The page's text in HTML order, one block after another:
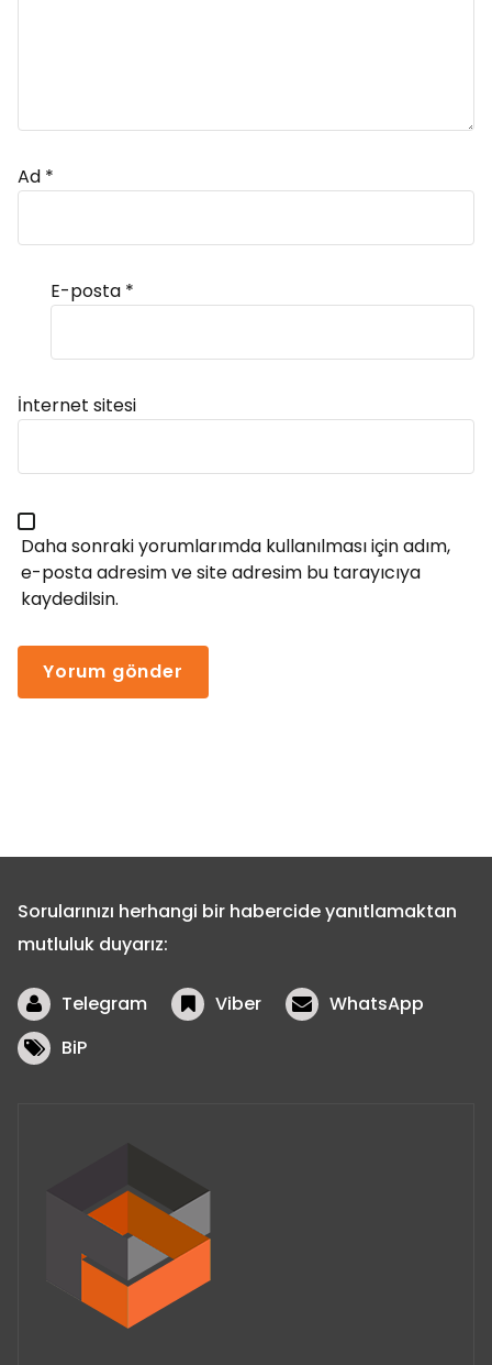
Ad *
E-posta *
İnternet sitesi
Daha sonraki yorumlarımda kullanılması için adım,
e-posta adresim ve site adresim bu tarayıcıya
kaydedilsin.
Alternative:
Sorularınızı herhangi bir habercide yanıtlamaktan
mutluluk duyarız:
Telegram Viber
WhatsApp
BiP